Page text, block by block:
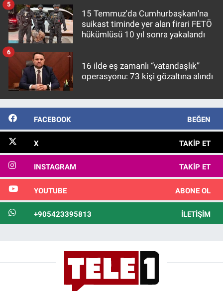
15 Temmuz'da Cumhurbaşkanı'na
suikast timinde yer alan firari FETÖ
hükümlüsü 10 yıl sonra yakalandı
5
16 ilde eş zamanlı “vatandaşlık”
operasyonu: 73 kişi gözaltına alındı
6
FACEBOOK BEĞEN
X TAKIP ET
INSTAGRAM TAKIP ET
YOUTUBE ABONE OL
+905423395813 İLETIŞIM